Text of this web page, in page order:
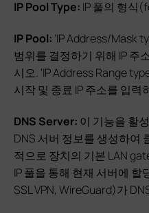
IP Pool Type: IP 풀의 형식
IP Pool: ‘IP Address/Mask
범위를 결정하기 위해 IP 주
시오. ‘IP Address Range
시작 및 종료 IP 주소를 입력
DNS Server: 이 기능을 활
DNS 서버 정보를 생성하여
적으로 장치의 기본 LAN
IP 풀을 통해 현재 서버에 할
SSL VPN, WireGuard)가